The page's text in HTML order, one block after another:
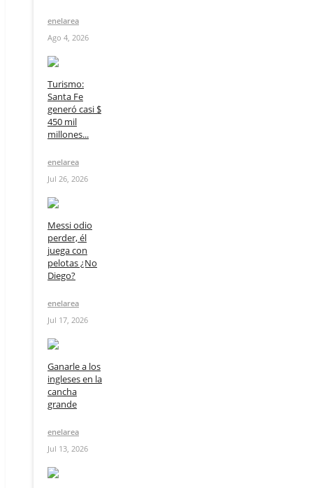
enelarea
Ago 4, 2026
Turismo:
Santa Fe
generó casi $
450 mil
millones...
enelarea
Jul 26, 2026
Messi odio
perder, él
juega con
pelotas ¿No
Diego?
enelarea
Jul 17, 2026
Ganarle a los
ingleses en la
cancha
grande
enelarea
Jul 13, 2026